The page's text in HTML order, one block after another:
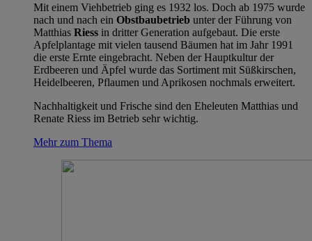
Mit einem Viehbetrieb ging es 1932 los. Doch ab 1975 wurde
nach und nach ein Obstbaubetrieb unter der Führung von
Matthias Riess in dritter Generation aufgebaut. Die erste
Apfelplantage mit vielen tausend Bäumen hat im Jahr 1991
die erste Ernte eingebracht. Neben der Hauptkultur der
Erdbeeren und Äpfel wurde das Sortiment mit Süßkirschen,
Heidelbeeren, Pflaumen und Aprikosen nochmals erweitert.
Nachhaltigkeit und Frische sind den Eheleuten Matthias und
Renate Riess im Betrieb sehr wichtig.
Mehr zum Thema